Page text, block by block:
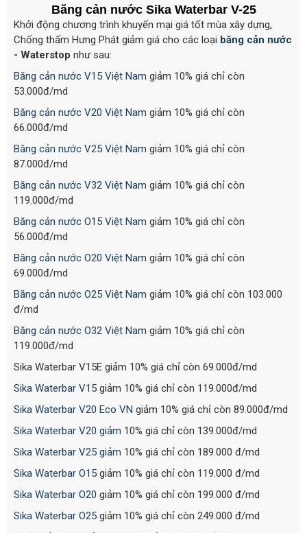
Băng cản nước Sika Waterbar V-25
Khởi động chương trình khuyến mại giá tốt mùa xây dựng,
Chống thấm Hưng Phát giảm giá cho các loại băng cản nước
- Waterstop như sau:
Băng cản nước V15 Việt Nam giảm 10% giá chỉ còn
53.000đ/md
Băng cản nước V20 Việt Nam giảm 10% giá chỉ còn
66.000đ/md
Băng cản nước V25 Việt Nam giảm 10% giá chỉ còn
87.000đ/md
Băng cản nước V32 Việt Nam giảm 10% giá chỉ còn
119.000đ/md
Băng cản nước O15 Việt Nam giảm 10% giá chỉ còn
56.000đ/md
Băng cản nước O20 Việt Nam giảm 10% giá chỉ còn
69.000đ/md
Băng cản nước O25 Việt Nam giảm 10% giá chỉ còn 103.000
đ/md
Băng cản nước O32 Việt Nam giảm 10% giá chỉ còn
119.000đ/md
Sika Waterbar V15E giảm 10% giá chỉ còn 69.000đ/md
Sika Waterbar V15 giảm 10% giá chỉ còn 119.000đ/md
Sika Waterbar V20 Eco VN giảm 10% giá chỉ còn 89.000đ/md
Sika Waterbar V20 giảm 10% giá chỉ còn 139.000đ/md
Sika Waterbar V25 giảm 10% giá chỉ còn 189.000 đ/md
Sika Waterbar O15 giảm 10% giá chỉ còn 119.000 đ/md
Sika Waterbar O20 giảm 10% giá chỉ còn 199.000 đ/md
Sika Waterbar O25 giảm 10% giá chỉ còn 249.000 đ/md